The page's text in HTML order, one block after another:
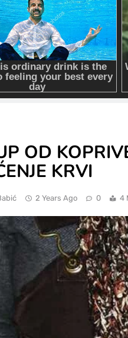
OD
KRVI
2 Years Ago 0 4